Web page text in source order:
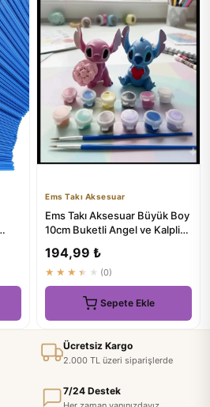
Ems Takı Aksesuar
Ems Takı Aksesuar Büyük Boy
10cm Buketli Angel ve Kalpli
194,99 ₺
★★★★★ (0)
Sepete Ekle
Ücretsiz Kargo
2.000 TL üzeri siparişlerde
7/24 Destek